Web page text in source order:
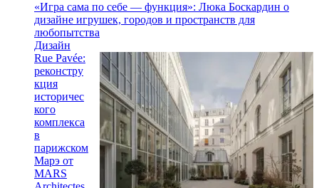
«Игра сама по себе — функция»: Люка Боскардин о
дизайне игрушек, городов и пространств для
любопытства
Дизайн
Rue Pavée:
реконстру
кция
историчес
кого
комплекса
в
парижском
Марэ от
MARS